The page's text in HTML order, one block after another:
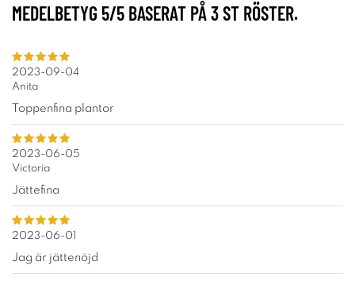
MEDELBETYG 5/5 BASERAT PÅ3ST RÖSTER.
2023-09-04
Anita
Toppenfina plantor
2023-06-05
Victoria
Jättefina
2023-06-01
Jag är jättenöjd